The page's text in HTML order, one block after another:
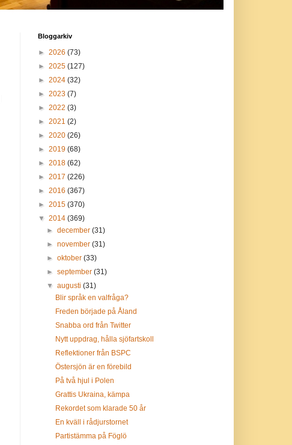
Bloggarkiv
► 2026 (73)
► 2025 (127)
► 2024 (32)
► 2023 (7)
► 2022 (3)
► 2021 (2)
► 2020 (26)
► 2019 (68)
► 2018 (62)
► 2017 (226)
► 2016 (367)
► 2015 (370)
▼ 2014 (369)
► december (31)
► november (31)
► oktober (33)
► september (31)
▼ augusti (31)
Blir språk en valfråga?
Freden började på Åland
Snabba ord från Twitter
Nytt uppdrag, hålla sjöfartskoll
Reflektioner från BSPC
Östersjön är en förebild
På två hjul i Polen
Grattis Ukraina, kämpa
Rekordet som klarade 50 år
En kväll i rådjurstornet
Partistämma på Föglö